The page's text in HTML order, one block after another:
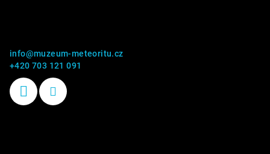
info@muzeum-meteoritu.cz
+420 703 121 091